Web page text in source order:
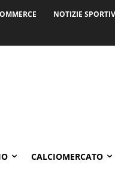
NOTIZIE
CALCIOMERCATO